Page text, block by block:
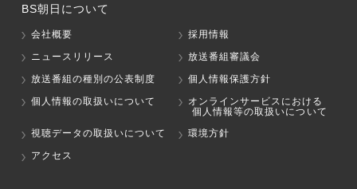
BS朝日について
会社概要
採用情報
ニュースリリース
放送番組審議会
放送番組の種別の公表制度
個人情報保護方針
個人情報の取扱いについて
オンラインサービスにおける
個人情報等の取扱いについて
視聴データの取扱いについて
環境方針
アクセス